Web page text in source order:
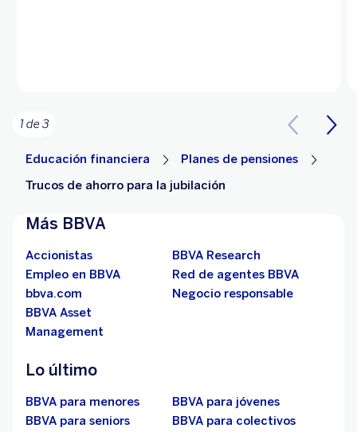
1 de 3
Educación financiera
Planes de pensiones
Trucos de ahorro para la jubilación
Más BBVA
Accionistas
BBVA Research
Empleo en BBVA
Red de agentes BBVA
bbva.com
Negocio responsable
BBVA Asset
Management
Lo último
BBVA para menores
BBVA para jóvenes
BBVA para seniors
BBVA para colectivos